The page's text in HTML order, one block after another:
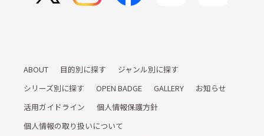
ABOUT 目的別に探す
ジャンル別に探す
シリーズ別に探す
OPEN BADGE GALLERY
お知らせ
活用ガイドライン
個人情報保護方針
個人情報の取り扱いについて